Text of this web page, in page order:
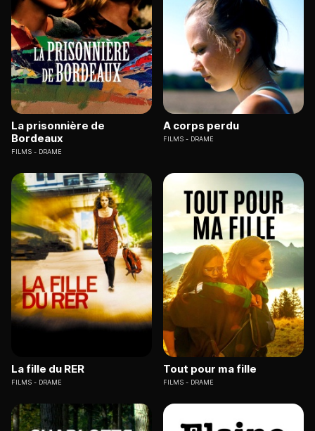
La prisonnière de
Bordeaux
FILMS DRAME
A corps perdu
FILMS DRAME
La fille du RER
FILMS DRAME
Tout pour ma fille
FILMS DRAME